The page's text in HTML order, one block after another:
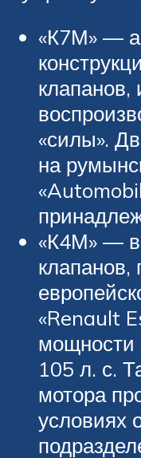
«К7М» —
«силы».
на
«К4М» —
клапанов,
«Renault
мощности
105 л. с.
мотора
условиях